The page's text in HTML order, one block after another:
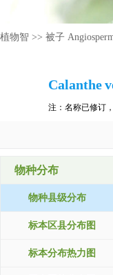
植物智 >> 被子
Calanthe
注：名称已修订
物种分布
物种县级分布
标本区县分布图
标本分布热力图